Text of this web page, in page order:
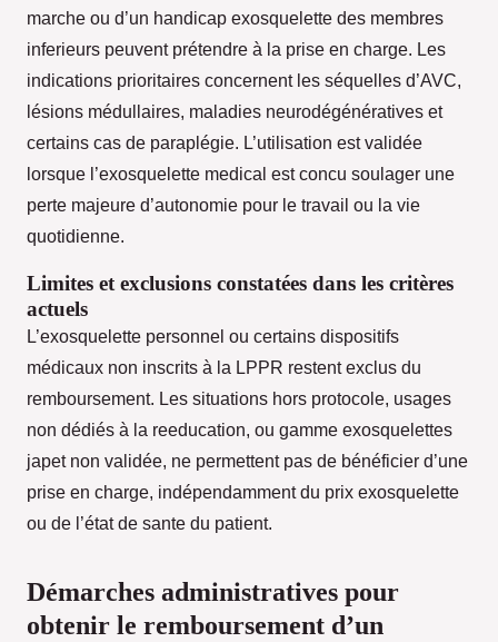
marche ou d’un handicap exosquelette des membres
inferieurs peuvent prétendre à la prise en charge. Les
indications prioritaires concernent les séquelles d’AVC,
lésions médullaires, maladies neurodégénératives et
certains cas de paraplégie. L’utilisation est validée
lorsque l’exosquelette medical est concu soulager une
perte majeure d’autonomie pour le travail ou la vie
quotidienne.
Limites et exclusions constatées dans les critères
actuels
L’exosquelette personnel ou certains dispositifs
médicaux non inscrits à la LPPR restent exclus du
remboursement. Les situations hors protocole, usages
non dédiés à la reeducation, ou gamme exosquelettes
japet non validée, ne permettent pas de bénéficier d’une
prise en charge, indépendamment du prix exosquelette
ou de l’état de sante du patient.
Démarches administratives pour
obtenir le remboursement d’un